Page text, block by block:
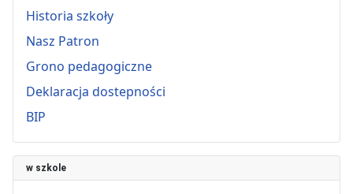
Historia szkoły
Nasz Patron
Grono pedagogiczne
Deklaracja dostepności
BIP
w szkole